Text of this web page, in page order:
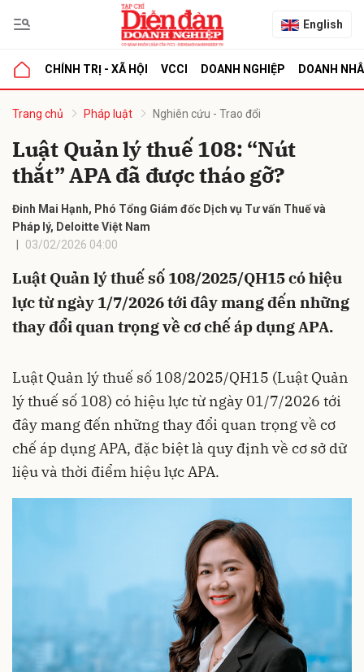
English
CHÍNH TRỊ - XÃ HỘI VCCI DOANH NGHIỆP DOANH
Trang chủ Pháp luật Nghiên cứu - Trao đổi
Luật Quản lý thuế 108: “Nút
thắt” APA đã được tháo gỡ?
Đinh Mai Hạnh, Phó Tổng Giám đốc Dịch vụ Tư vấn Thuế và
Pháp lý, Deloitte Việt Nam
03/02/2026 04:00
Luật Quản lý thuế số 108/2025/QH15 có hiệu
lực từ ngày 1/7/2026 tới đây mang đến những
thay đổi quan trọng về cơ chế áp dụng APA.
Luật Quản lý thuế số 108/2025/QH15 (Luật Quản
lý thuế số 108) có hiệu lực từ ngày 01/7/2026 tới
đây mang đến những thay đổi quan trọng về cơ
chế áp dụng APA, đặc biệt là quy định về cơ sở dữ
liệu và thời điểm hiệu lực APA.
luận
Hủy